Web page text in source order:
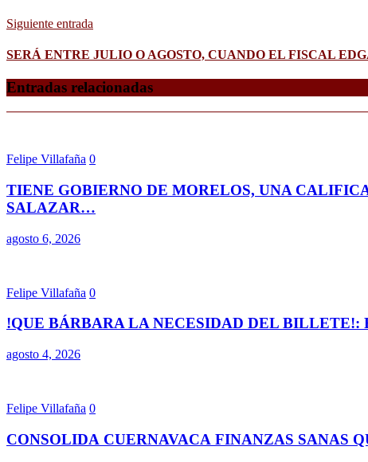
Siguiente entrada
SERÁ ENTRE JULIO O AGOSTO, CUANDO EL FISCAL
Entradas relacionadas
Felipe Villafaña 0
TIENE GOBIERNO DE MORELOS, UNA
SALAZAR…
agosto 6, 2026
Felipe Villafaña 0
!QUE BÁRBARA LA NECESIDAD DEL
agosto 4, 2026
Felipe Villafaña 0
CONSOLIDA CUERNAVACA FINANZAS SANAS